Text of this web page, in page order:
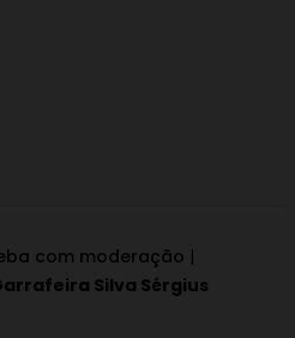
com moderação |
Silva Sérgius